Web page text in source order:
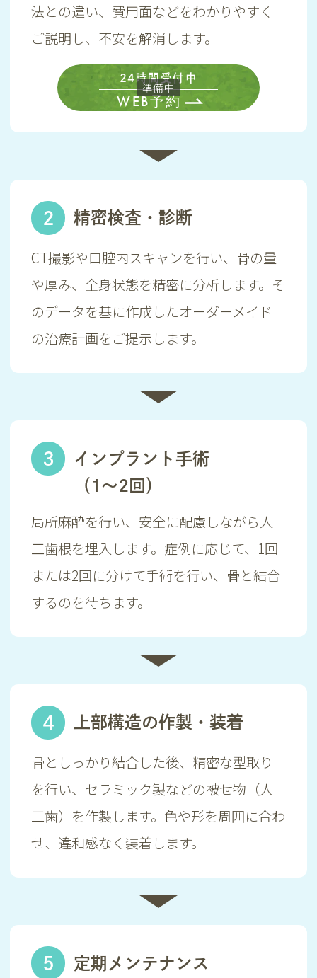
法との違い、費用面などをわかりやすく
ご説明し、不安を解消します。
24時間受付中
WEB予約
2 精密検査・診断
CT撮影や口腔内スキャンを行い、骨の量
や厚み、全身状態を精密に分析します。そ
のデータを基に作成したオーダーメイド
の治療計画をご提示します。
3
インプラント手術
（1～2回）
局所麻酔を行い、安全に配慮しながら人
工歯根を埋入します。症例に応じて、1回
または2回に分けて手術を行い、骨と結合
するのを待ちます。
4 上部構造の作製・装着
骨としっかり結合した後、精密な型取り
を行い、セラミック製などの被せ物（人
工歯）を作製します。色や形を周囲に合わ
せ、違和感なく装着します。
5 定期メンテナンス